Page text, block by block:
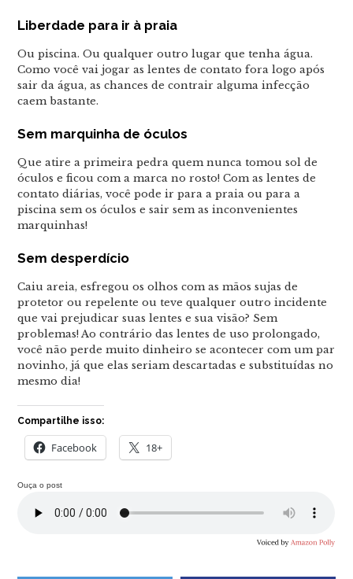
Liberdade para ir à praia
Ou piscina. Ou qualquer outro lugar que tenha água.
Como você vai jogar as lentes de contato fora logo após
sair da água, as chances de contrair alguma infecção
caem bastante.
Sem marquinha de óculos
Que atire a primeira pedra quem nunca tomou sol de
óculos e ficou com a marca no rosto! Com as lentes de
contato diárias, você pode ir para a praia ou para a
piscina sem os óculos e sair sem as inconvenientes
marquinhas!
Sem desperdício
Caiu areia, esfregou os olhos com as mãos sujas de
protetor ou repelente ou teve qualquer outro incidente
que vai prejudicar suas lentes e sua visão? Sem
problemas! Ao contrário das lentes de uso prolongado,
você não perde muito dinheiro se acontecer com um par
novinho, já que elas seriam descartadas e substituídas no
mesmo dia!
Compartilhe isso:
Facebook 18+
Ouça o post